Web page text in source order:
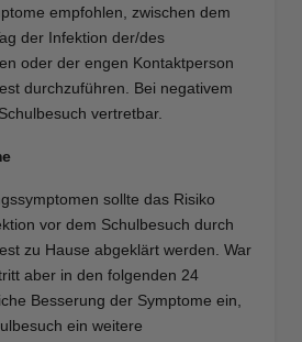
empfohlen, zwischen dem
der Infektion der/des
oder der engen Kontaktperson
durchzuführen. Bei negativem
vertretbar.
sollte das Risiko
vor dem Schulbesuch durch
zu Hause abgeklärt werden. War
aber in den folgenden 24
Besserung der Symptome ein,
ein weitere